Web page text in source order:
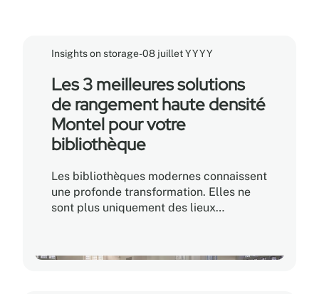
Insights on storage-08 juillet YYYY
Les 3 meilleures solutions
de rangement haute densité
Montel pour votre
bibliothèque
Les bibliothèques modernes connaissent
une profonde transformation. Elles ne
sont plus uniquement des lieux
carrefours communautaires, des